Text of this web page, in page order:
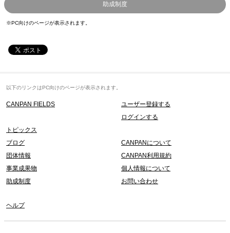
助成制度
※PC向けのページが表示されます。
以下のリンクはPC向けのページが表示されます。
CANPAN FIELDS
ユーザー登録する
ログインする
トピックス
ブログ
団体情報
事業成果物
助成制度
CANPANについて
CANPAN利用規約
個人情報について
お問い合わせ
ヘルプ